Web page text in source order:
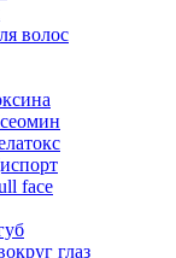
волос
face
глаз